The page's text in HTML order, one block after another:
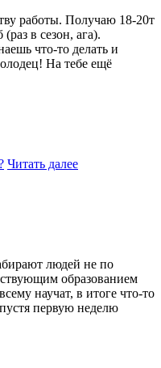
работы. Получаю 18-20т
в сезон, ага).
что-то делать и
На тебе ещё
Читать далее
людей не по
образованием
научат, в итоге что-то
первую неделю